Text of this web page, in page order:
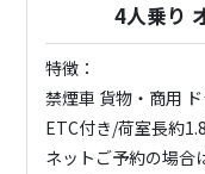
4人乗り
特徴：
禁煙車 貨物・商用
ETC付き/荷室長約
ネットご予約の場合